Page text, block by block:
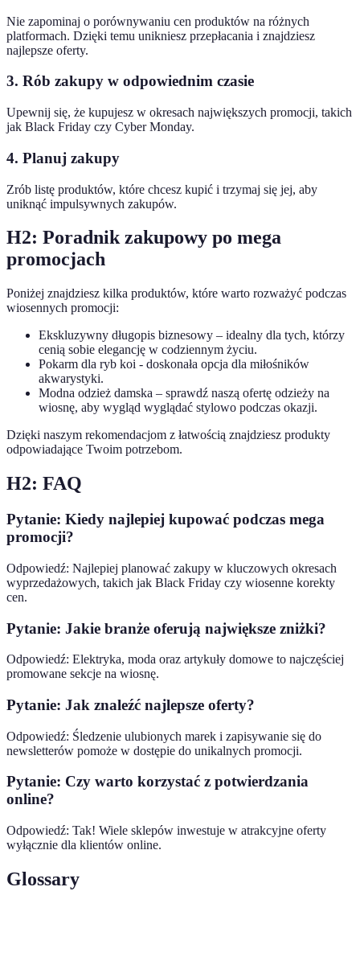
Nie zapominaj o porównywaniu cen produktów na różnych
platformach. Dzięki temu unikniesz przepłacania i znajdziesz
najlepsze oferty.
3. Rób zakupy w odpowiednim czasie
Upewnij się, że kupujesz w okresach największych promocji, takich
jak Black Friday czy Cyber Monday.
4. Planuj zakupy
Zrób listę produktów, które chcesz kupić i trzymaj się jej, aby
uniknąć impulsywnych zakupów.
H2: Poradnik zakupowy po mega
promocjach
Poniżej znajdziesz kilka produktów, które warto rozważyć podczas
wiosennych promocji:
Ekskluzywny długopis biznesowy – idealny dla tych, którzy
cenią sobie elegancję w codziennym życiu.
Pokarm dla ryb koi - doskonała opcja dla miłośników
akwarystyki.
Modna odzież damska – sprawdź naszą ofertę odzieży na
wiosnę, aby wygląd wyglądać stylowo podczas okazji.
Dzięki naszym rekomendacjom z łatwością znajdziesz produkty
odpowiadające Twoim potrzebom.
H2: FAQ
Pytanie: Kiedy najlepiej kupować podczas mega
promocji?
Odpowiedź: Najlepiej planować zakupy w kluczowych okresach
wyprzedażowych, takich jak Black Friday czy wiosenne korekty
cen.
Pytanie: Jakie branże oferują największe zniżki?
Odpowiedź: Elektryka, moda oraz artykuły domowe to najczęściej
promowane sekcje na wiosnę.
Pytanie: Jak znaleźć najlepsze oferty?
Odpowiedź: Śledzenie ulubionych marek i zapisywanie się do
newsletterów pomoże w dostępie do unikalnych promocji.
Pytanie: Czy warto korzystać z potwierdzania
online?
Odpowiedź: Tak! Wiele sklepów inwestuje w atrakcyjne oferty
wyłącznie dla klientów online.
Glossary